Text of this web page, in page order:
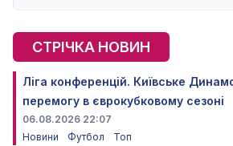
СТРІЧКА НОВИН
Ліга конференцій. Київське
перемогу в єврокубковому сезоні
06.08.2026 22:07
Новини
Футбол Топ